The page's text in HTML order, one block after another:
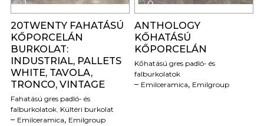
1
20TWENTY FAHATÁSÚ
KŐPORCELÁN
BURKOLAT:
INDUSTRIAL, PALLETS
WHITE, TAVOLA,
TRONCO, VINTAGE
Fahatású gres padló- és
falburkolatok, Kültéri burkolat
Emilceramica, Emilgroup
0
ANTHOLOGY
KŐHATÁSÚ
KŐPORCELÁN
Kőhatású gres padló- és
falburkolatok
Emilceramica, Emilgroup